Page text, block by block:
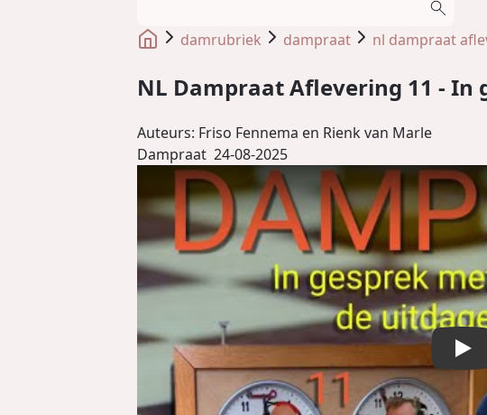
damrubriek dampraat nl dampraat
NL Dampraat Aflevering 11 - In
Auteurs: Friso Fennema en Rienk van Marle
Dampraat 24-08-2025
Speel de video af